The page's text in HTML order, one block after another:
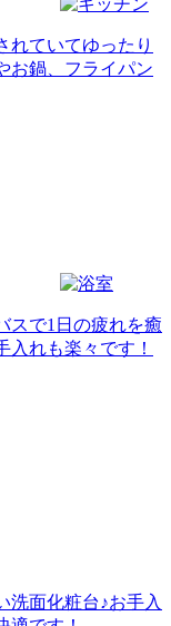
れていてゆったり
お鍋、フライパン
スで1日の疲れを癒
入れも楽々です！
洗面化粧台♪お手入